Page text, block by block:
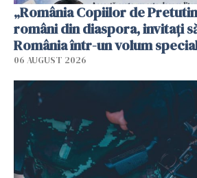
„România Copiilor de
români din diaspora, invitați
România într-un volum
06 AUGUST 2026